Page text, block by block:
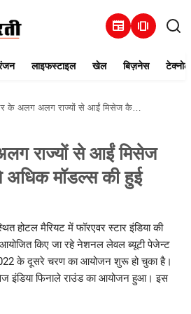
newspaper amp_stories
लाइफस्टाइल खेल बिज़नेस
अलग राज्यों से आईं मिसेज कैटेगरी की 60 से अधिक मॉडल्स की हुई ताजपोशी
राज्यों से आईं मिसेज
मॉडल्स की हुई
होटल मैरियट में फॉरएवर स्टार इंडिया की
किए जा रहे नेशनल लेवल ब्यूटी पेजेन्ट
के दूसरे चरण का आयोजन शुरू हो चुका है।
फिनाले राउंड का आयोजन हुआ। इस